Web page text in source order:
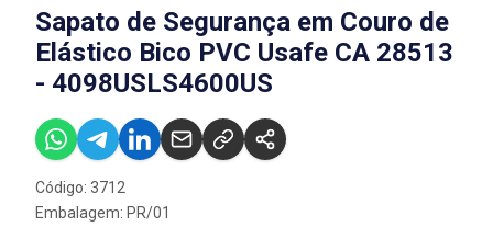
Sapato de Segurança em Couro de
Elástico Bico PVC Usafe CA 28513
- 4098USLS4600US
Código: 3712
Embalagem: PR/01